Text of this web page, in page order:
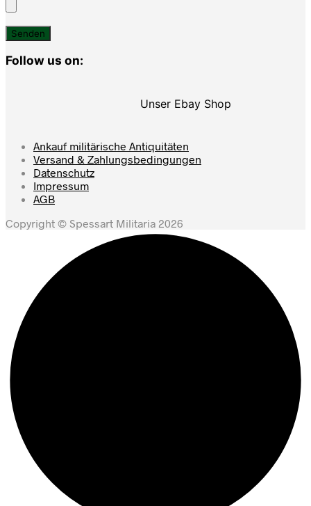
Follow us on:
Unser Ebay Shop
Ankauf militärische Antiquitäten
Versand & Zahlungsbedingungen
Datenschutz
Impressum
AGB
Copyright © Spessart Militaria 2026